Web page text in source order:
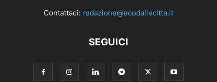
Contattaci: redazione@ecodallecitta.it
SEGUICI